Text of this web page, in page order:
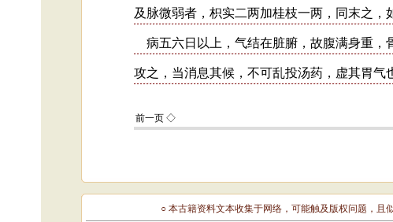
○ 本古籍资料文本收集于网络，可能触及版权问题，且